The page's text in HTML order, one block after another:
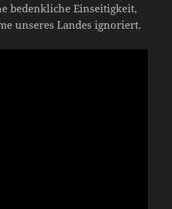
bedenkliche Einseitigkeit,
unseres Landes ignoriert.